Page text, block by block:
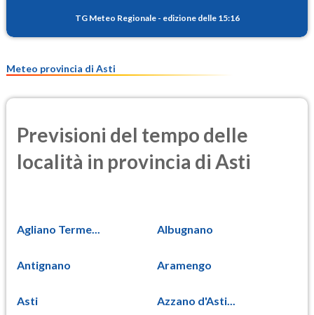
PM25
TG Meteo Regionale - edizione delle 15:16
Meteo provincia di Asti
Previsioni del tempo delle
località in provincia di Asti
Agliano Terme... Albugnano
Antignano Aramengo
Asti Azzano d'Asti...